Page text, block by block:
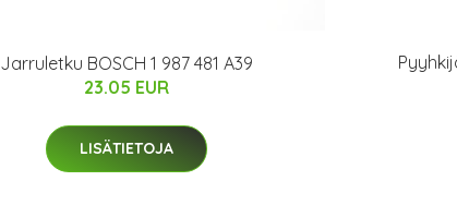
Jarruletku BOSCH 1 987 481 A39
23.05 EUR
LISÄTIETOJA